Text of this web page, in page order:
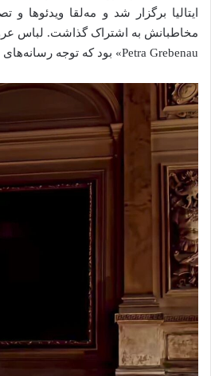
ایتالیا برگزار شد و مه‌لقا ویدئوها و
Petra Grebenau» بود که توجه رسانه‌های مد را نیز به خود جلب کرد.